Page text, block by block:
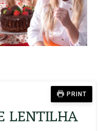
PRINT
LENTILHA